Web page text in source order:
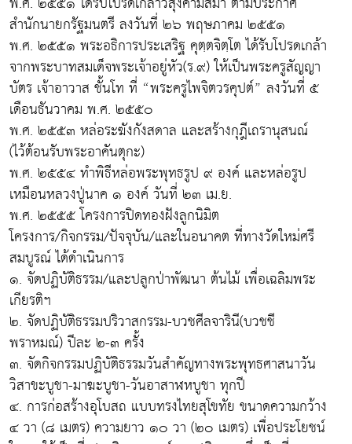
สำนักนายกรัฐมนตรี ลงวันที่ ๒๖ พฤษภาคม ๒๕๕๑
พ.ศ. ๒๕๕๑ พระอธิการประเสริฐ คุตฺตจิตฺโต ได้รับโปรดเกล้า
จากพระบาทสมเด็จพระเจ้าอยู่หัว(ร.๙) ให้เป็นพระครูสัญญา
บัตร เจ้าอาวาส ชั้นโท ที่ “พระครูไพจิตวรคุปต์” ลงวันที่ ๕
เดือนธันวาคม พ.ศ. ๒๕๕๐
พ.ศ. ๒๕๕๓ หล่อระฆังกังสดาล และสร้างกุฎีเถรานุสนณ์
(ไว้ต้อนรับพระอาคันตุกะ)
พ.ศ. ๒๕๕๔ ทำพิธีหล่อพระพุทธรูป ๙ องค์ และหล่อรูป
เหมือนหลวงปู่นาค ๑ องค์ วันที่ ๒๓ เม.ย.
พ.ศ. ๒๕๕๕ โครงการปิดทองฝังลูกนิมิต
โครงการ/กิจกรรม/ปัจจุบัน/และในอนาคต ที่ทางวัดใหม่ศรี
สมบูรณ์ ได้ดำเนินการ
๑. จัดปฏิบัติธรรม/และปลูกป่าพัฒนา ต้นไม้ เพื่อเฉลิมพระ
เกียรติฯ
๒. จัดปฏิบัติธรรมปริวาสกรรม-บวชศีลจารินี(บวชชี
พราหมณ์) ปีละ ๒-๓ ครั้ง
๓. จัดกิจกรรมปฏิบัติธรรมวันสำคัญทางพระพุทธศาสนาวัน
วิสาขะบูชา-มาฆะบูชา-วันอาสาฬหบูชา ทุกปี
๔. การก่อสร้างอุโบสถ แบบทรงไทยสุโขทัย ขนาดความกว้าง
๔ วา (๘ เมตร) ความยาว ๑๐ วา (๒๐ เมตร) เพื่อประโยชน์